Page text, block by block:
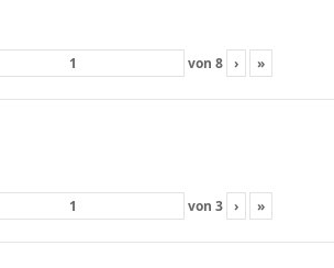
von 8 › »
von 3 › »